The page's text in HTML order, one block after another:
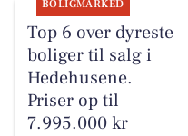
BOLIGMARKED
Top 6 over dyreste
boliger til salg i
Hedehusene.
Priser op til
7.995.000 kr